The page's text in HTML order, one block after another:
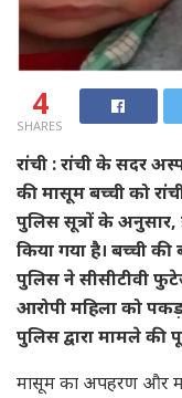
4
SHARES
रांची : रांची के सदर
की मासूम बच्ची को
पुलिस सूत्रों के
किया गया है। बच्ची
पुलिस ने सीसीटीवी
आरोपी महिला को
पुलिस द्वारा मामले की
मासूम का अपहरण और